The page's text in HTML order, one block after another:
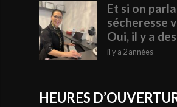
Et si on
sécheresse
Oui, il y a
il y a 2 années
HEURES